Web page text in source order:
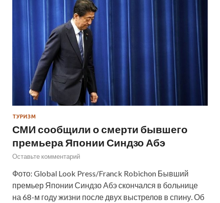
ТУРИЗМ
СМИ сообщили о смерти бывшего
премьера Японии Синдзо Абэ
Оставьте комментарий
Фото: Global Look Press/Franck Robichon Бывший
премьер Японии Синдзо Абэ скончался в больнице
на 68-м году жизни после двух выстрелов в спину. Об